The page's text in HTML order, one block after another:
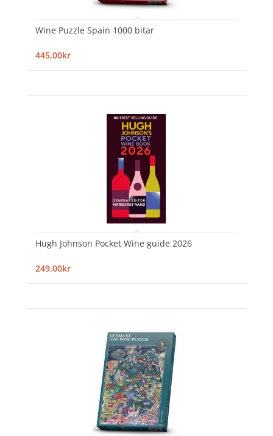
Wine Puzzle Spain 1000 bitar
445,00kr
Hugh Johnson Pocket Wine guide 2026
249,00kr